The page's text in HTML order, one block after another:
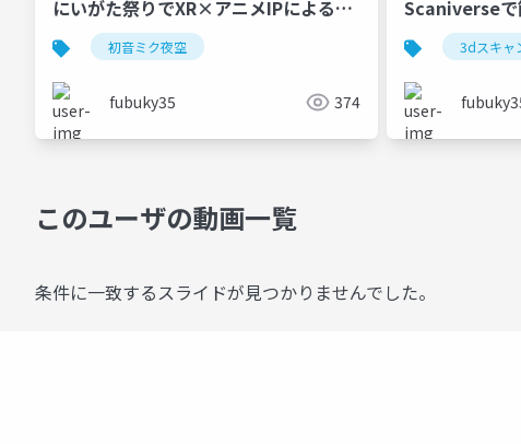
にいがた祭りでXR×アニメIPによる地
方創生を見た！～
初音ミク夜空
fubuky35 374
Scaniverseで
3dスキャ
このユーザの動画一覧
条件に一致するスライドが見つかりませんでした。